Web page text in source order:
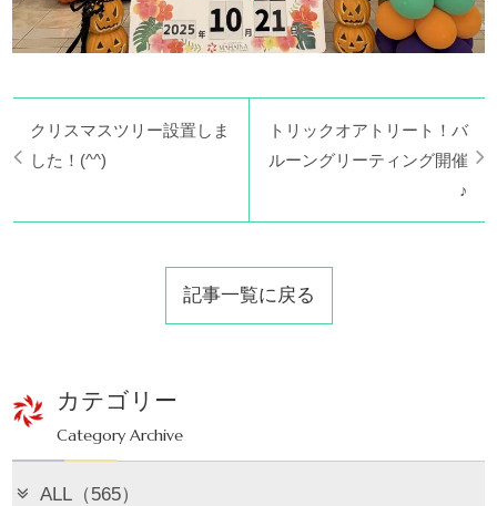
クリスマスツリー設置しま
した！(^^)
トリックオアトリート！バ
ルーングリーティング開催
♪
記事一覧に戻る
カテゴリー
Category Archive
ALL（565）